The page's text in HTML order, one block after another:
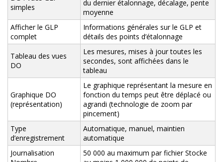
simples
du dernier étalonnage, décalage, pente
moyenne
Afficher le GLP
complet
Informations générales sur le GLP et
détails des points d’étalonnage
Tableau des vues
DO
Les mesures, mises à jour toutes les
secondes, sont affichées dans le
tableau
Graphique DO
(représentation)
Le graphique représentant la mesure en
fonction du temps peut être déplacé ou
agrandi (technologie de zoom par
pincement)
Type
d’enregistrement
Automatique, manuel, maintien
automatique
Journalisation
50 000 au maximum par fichier Stocke